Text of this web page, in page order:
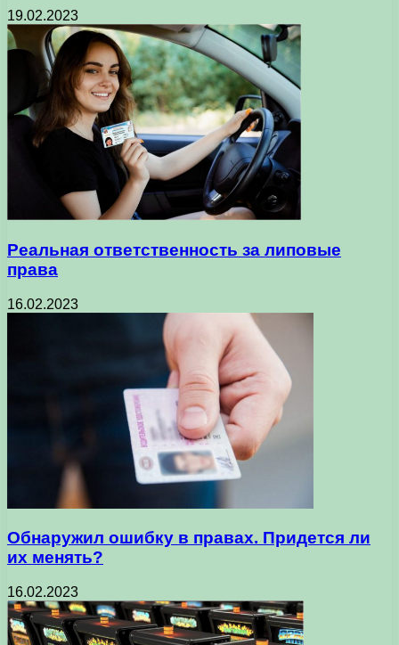
19.02.2023
Реальная ответственность за липовые
права
16.02.2023
Обнаружил ошибку в правах. Придется ли
их менять?
16.02.2023